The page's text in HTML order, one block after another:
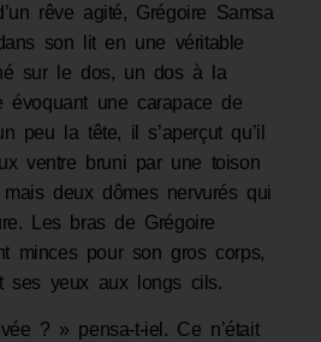
rêve agité, Grégoire Samsa
son lit en une véritable
sur le dos, un dos à la
évoquant une carapace de
peu la tête, il s’aperçut qu’il
ventre bruni par une toison
deux dômes nervurés qui
Les bras de Grégoire
minces pour son gros corps,
ses yeux aux longs cils.
? » pensa-t-iel. Ce n’était